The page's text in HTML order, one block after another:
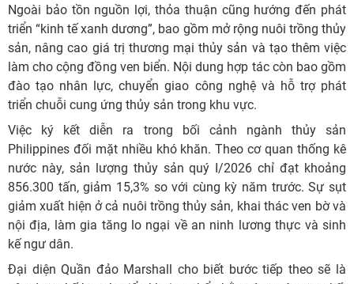
Ngoài bảo tồn nguồn lợi, thỏa thuận cũng hướng đến phát
triển “kinh tế xanh dương”, bao gồm mở rộng nuôi trồng thủy
sản, nâng cao giá trị thương mại thủy sản và tạo thêm việc
làm cho cộng đồng ven biển. Nội dung hợp tác còn bao gồm
đào tạo nhân lực, chuyển giao công nghệ và hỗ trợ phát
triển chuỗi cung ứng thủy sản trong khu vực.
Việc ký kết diễn ra trong bối cảnh ngành thủy sản
Philippines đối mặt nhiều khó khăn. Theo cơ quan thống kê
nước này, sản lượng thủy sản quý I/2026 chỉ đạt khoảng
856.300 tấn, giảm 15,3% so với cùng kỳ năm trước. Sự sụt
giảm xuất hiện ở cả nuôi trồng thủy sản, khai thác ven bờ và
nội địa, làm gia tăng lo ngại về an ninh lương thực và sinh
kế ngư dân.
Đại diện Quần đảo Marshall cho biết bước tiếp theo sẽ là